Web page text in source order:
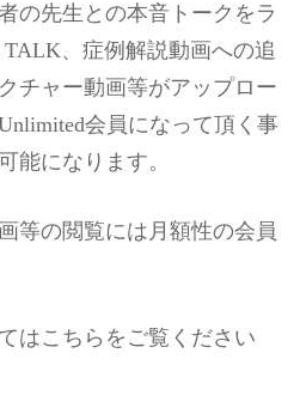
の先生との本音トークをラ
、症例解説動画への追
チャー動画等がアップロー
会員になって頂く事
能になります。
等の閲覧には月額性の会員
はこちらをご覧ください